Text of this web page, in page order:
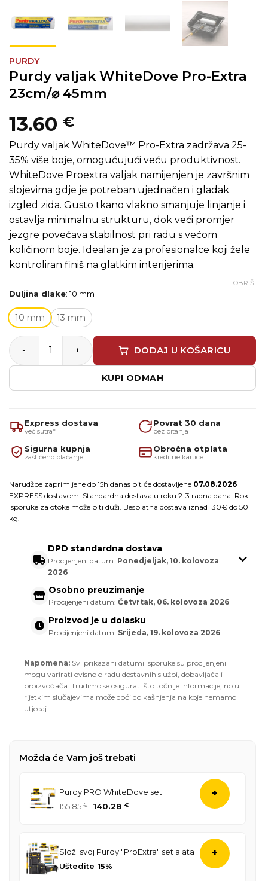
PURDY
Purdy valjak WhiteDove Pro-Extra
23cm/⌀ 45mm
13.60 €
Purdy valjak WhiteDove™ Pro-Extra zadržava 25-
35% više boje, omogućujući veću produktivnost.
WhiteDove Proextra valjak namijenjen je završnim
slojevima gdje je potreban ujednačen i gladak
izgled zida. Gusto tkano vlakno smanjuje linjanje i
ostavlja minimalnu strukturu, dok veći promjer
jezgre povećava stabilnost pri radu s većom
količinom boje. Idealan je za profesionalce koji žele
kontroliran finiš na glatkim interijerima.
Duljina dlake: 10 mm
10 mm 13 mm
OBRIŠI
Purdy valjak WhiteDove Pro-Extra 23cm/⌀ 45mm
DODAJ U KOŠARICU
KUPI ODMAH
Express dostava
već sutra*
Povrat 30 dana
bez pitanja
Sigurna kupnja
zaštićeno plaćanje
Obročna otplata
kreditne kartice
Narudžbe zaprimljene do 15h danas bit će dostavljene 07.08.2026
EXPRESS dostavom. Standardna dostava u roku 2-3 radna dana. Rok
isporuke za otoke može biti duži. Besplatna dostava iznad 130€ do 50
kg.
DPD standardna dostava
Procijenjeni datum: Ponedjeljak, 10. kolovoza
2026
Osobno preuzimanje
Procijenjeni datum: Četvrtak, 06. kolovoza 2026
Proizvod je u dolasku
Procijenjeni datum: Srijeda, 19. kolovoza 2026
Napomena: Svi prikazani datumi isporuke su procijenjeni i
mogu varirati ovisno o radu dostavnih službi, dobavljača i
proizvođača. Trudimo se osigurati što točnije informacije, no u
rijetkim slučajevima može doći do kašnjenja na koje nemamo
utjecaj.
Možda će Vam još trebati
Purdy PRO WhiteDove set
155.85€
Izvorna
155.85 €.
140.28 €Trenutna
+
Složi svoj Purdy "ProExtra" set alata
Uštedite 15%
+